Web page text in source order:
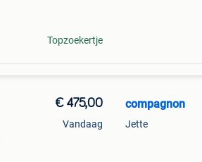
Topzoekertje
€ 475,00
Vandaag
compagnon
Jette